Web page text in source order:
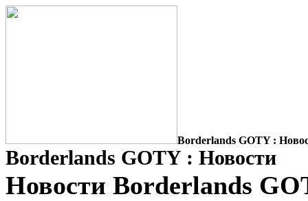
Borderlands GOTY :
Borderlands GOTY : Новости
Новости Borderlands